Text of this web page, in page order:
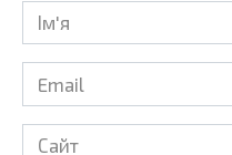
Ім'я
Email
Сайт